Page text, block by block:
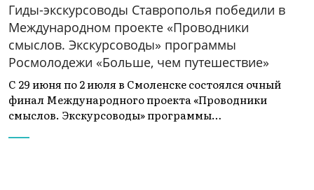
Гиды-экскурсоводы Ставрополья победили в
Международном проекте «Проводники
смыслов. Экскурсоводы» программы
Росмолодежи «Больше, чем путешествие»
С 29 июня по 2 июля в Смоленске состоялся очный
финал Международного проекта «Проводники
смыслов. Экскурсоводы» программы…